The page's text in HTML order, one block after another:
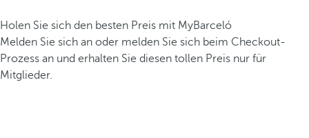
Holen Sie sich den besten Preis mit MyBarceló
Melden Sie sich an oder melden Sie sich beim Checkout-
Prozess an und erhalten Sie diesen tollen Preis nur für
Mitglieder.